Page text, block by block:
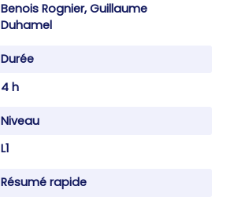
Benois Rognier, Guillaume
Duhamel
Durée
4 h
Niveau
L1
Résumé rapide